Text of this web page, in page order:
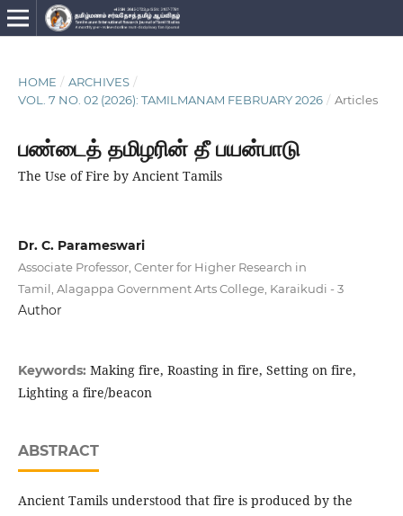
HOME / ARCHIVES /
VOL. 7 NO. 02 (2026): TAMILMANAM FEBRUARY 2026 / Articles
பண்டைத் தமிழரின் தீ பயன்பாடு
The Use of Fire by Ancient Tamils
Dr. C. Parameswari
Associate Professor, Center for Higher Research in
Tamil, Alagappa Government Arts College, Karaikudi - 3
Author
Keywords: Making fire, Roasting in fire, Setting on fire,
Lighting a fire/beacon
ABSTRACT
Ancient Tamils understood that fire is produced by the